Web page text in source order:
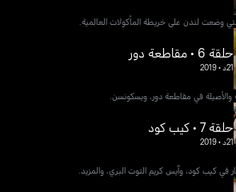
وضعت لندن على خريطة المأكولات العالمية.
حلقة 6 • مقاطعة دور
21د •
2019
في مقاطعة دور، ويسكونسن.
حلقة 7 • كيب كود
21د •
2019
في كيب كود، وآيس كريم التوت البري، والمزيد.